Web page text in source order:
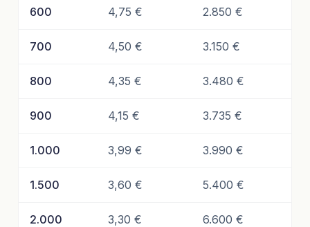
600 4,75 € 2.850 €
700 4,50 € 3.150 €
800 4,35 € 3.480 €
900 4,15 € 3.735 €
1.000 3,99 € 3.990 €
1.500 3,60 € 5.400 €
2.000 3,30 € 6.600 €